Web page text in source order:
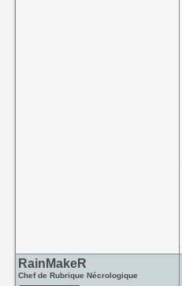
RainMakeR
Chef de Rubrique Nécrologique